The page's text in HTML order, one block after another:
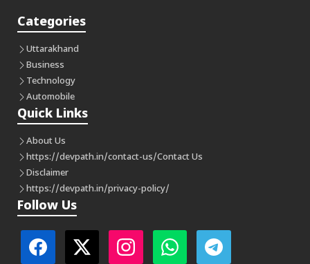
Categories
Uttarakhand
Business
Technology
Automobile
Quick Links
About Us
https://devpath.in/contact-us/Contact Us
Disclaimer
https://devpath.in/privacy-policy/
Follow Us